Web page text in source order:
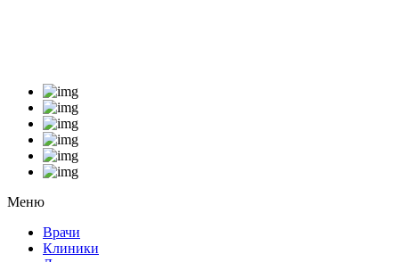
Меню
Врачи
Клиники